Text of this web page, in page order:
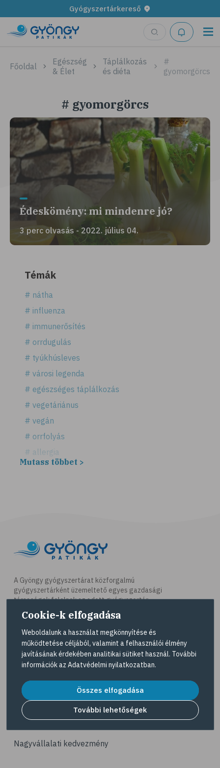
Gyógyszertárkereső
Főoldal
Egészség
& Élet
Táplálkozás
és diéta
#
gyomorgörcs
# gyomorgörcs
Édeskömény: mi mindenre jó?
3 perc olvasás - 2022. július 04.
Témák
# nátha
# influenza
# immunerősítés
# orrdugulás
# tyúkhúsleves
# városi legenda
# egészséges táplálkozás
# vegetáriánus
# vegán
# orrfolyás
# allergia
# légúti allergia
# mogyoró
# ásványi anyagok
# immunrendszer
# antioxidáns
# nyomelem
# C-vitamin
# testmozgás
# @egeszsegmagazin
# propolisz
# B-vitamin
Mutass többet >
A Gyöngy gyógyszertárat közforgalmú
gyógyszertárként üzemeltető egyes gazdasági
társaságok felelnek az adott gyógyszertár
működésért. A Gyöngy gyógyszertárak listáját és
elérhetőségeit a Gyógyszertár kereső
tekintheti meg.
Navigáció
Dermokozmetikumok
Gyöngy Patika Magazin
Nagyvállalati kedvezmény
Cookie-k elfogadása
Weboldalunk a használat megkönnyítése és
működtetése céljából, valamint a felhasználói élmény
javításának érdekében analitikai sütiket használ. További
információk az Adatvédelmi nyilatkozatban.
Összes elfogadása
További lehetőségek